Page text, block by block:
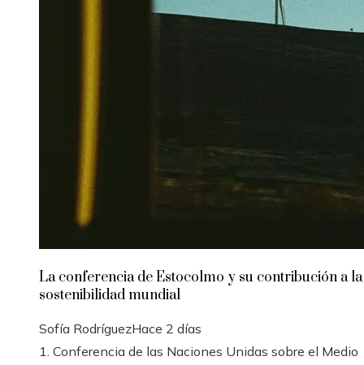
La conferencia de Estocolmo y su contribución a la
sostenibilidad mundial
Sofía RodríguezHace 2 días
1. Conferencia de las Naciones Unidas sobre el Medio